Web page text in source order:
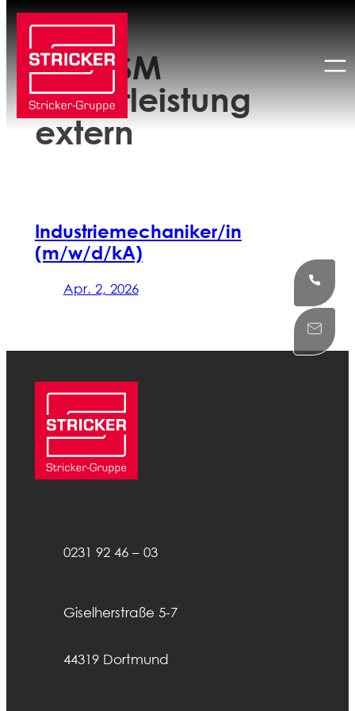
Zum
Inhalt
springen
Ort:SSM
Dienstleistung
extern
Industriemechaniker/in
(m/w/d/kA)
Apr. 2, 2026
0231 92 46 – 03
Giselherstraße 5-7
44319 Dortmund